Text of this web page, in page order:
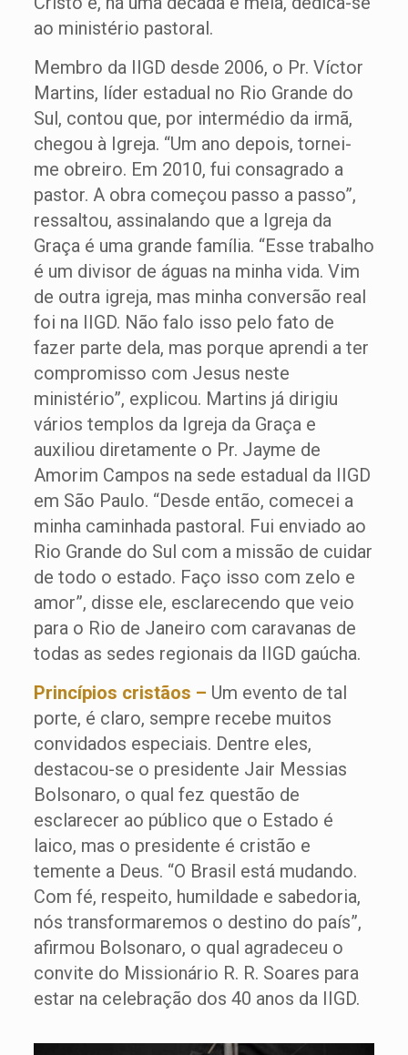
ao ministério pastoral.
Membro da IIGD desde 2006, o Pr. Víctor
Martins, líder estadual no Rio Grande do
Sul, contou que, por intermédio da irmã,
chegou à Igreja. “Um ano depois, tornei-
me obreiro. Em 2010, fui consagrado a
pastor. A obra começou passo a passo”,
ressaltou, assinalando que a Igreja da
Graça é uma grande família. “Esse trabalho
é um divisor de águas na minha vida. Vim
de outra igreja, mas minha conversão real
foi na IIGD. Não falo isso pelo fato de
fazer parte dela, mas porque aprendi a ter
compromisso com Jesus neste
ministério”, explicou. Martins já dirigiu
vários templos da Igreja da Graça e
auxiliou diretamente o Pr. Jayme de
Amorim Campos na sede estadual da IIGD
em São Paulo. “Desde então, comecei a
minha caminhada pastoral. Fui enviado ao
Rio Grande do Sul com a missão de cuidar
de todo o estado. Faço isso com zelo e
amor”, disse ele, esclarecendo que veio
para o Rio de Janeiro com caravanas de
todas as sedes regionais da IIGD gaúcha.
Princípios cristãos – Um evento de tal
porte, é claro, sempre recebe muitos
convidados especiais. Dentre eles,
destacou-se o presidente Jair Messias
Bolsonaro, o qual fez questão de
esclarecer ao público que o Estado é
laico, mas o presidente é cristão e
temente a Deus. “O Brasil está mudando.
Com fé, respeito, humildade e sabedoria,
nós transformaremos o destino do país”,
afirmou Bolsonaro, o qual agradeceu o
convite do Missionário R. R. Soares para
estar na celebração dos 40 anos da IIGD.